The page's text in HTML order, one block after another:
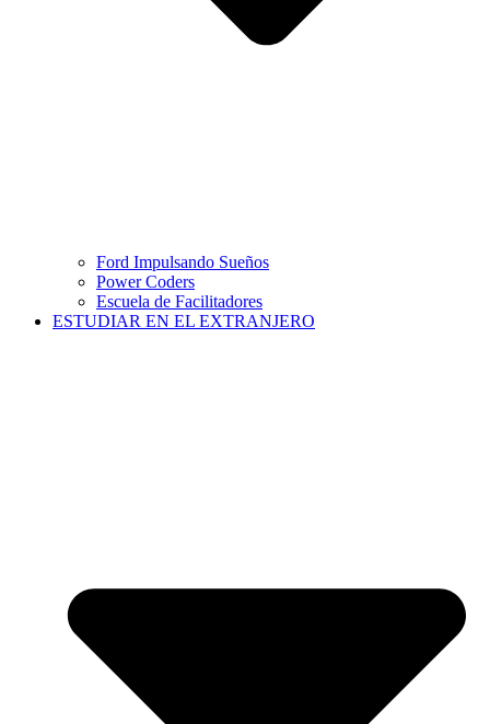
Ford Impulsando Sueños
Power Coders
Escuela de Facilitadores
ESTUDIAR EN EL EXTRANJERO